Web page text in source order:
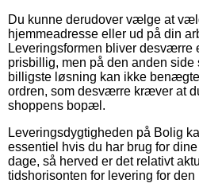
Du kunne derudover vælge at
hjemmeadresse eller ud på din
Leveringsformen bliver desværre
prisbillig, men på den anden
billigste løsning kan ikke
ordren, som desværre kræver at
shoppens bopæl.
Leveringsdygtigheden på Bolig
essentiel hvis du har brug for
dage, så herved er det relativt
tidshorisonten for levering for den